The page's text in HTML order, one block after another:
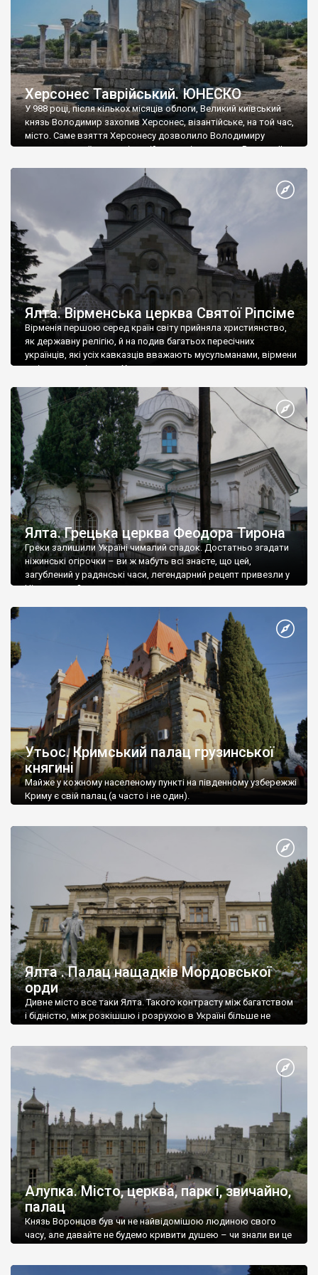
Херсонес Таврійський. ЮНЕСКО
У 988 році, після кількох місяців облоги, Великий київський
князь Володимир захопив Херсонес, візантійське, на той час,
місто. Саме взяття Херсонесу дозволило Володимиру
диктувати свої умови візантійському імператору Василю ІІ, та
Херсонесі Володимир-язичник, став Василем-християнином.
А потім було Хрещення Русі. На честь Херсонесу Таврійського
Ялта. Вірменська церква Святої Ріпсіме
Вірменія першою серед країн світу прийняла християнство,
як державну релігію, й на подив багатьох пересічних
українців, які усіх кавказців вважають мусульманами, вірмени
є відданими вірянами Христа
Ялта. Грецька церква Феодора Тирона
Греки залишили Україні чималий спадок. Достатньо згадати
ніжинські огірочки – ви ж мабуть всі знаєте, що цей,
загублений у радянські часи, легендарний рецепт привезли у
Ніжин греки?
Утьос. Кримський палац грузинської
княгині
Майже у кожному населеному пункті на південному узбережжі
Криму є свій палац (а часто і не один).
Ялта . Палац нащадків Мордовської
орди
Дивне місто все таки Ялта. Такого контрасту між багатством
і бідністю, між розкішшю і розрухою в Україні більше не
Алупка. Місто, церква, парк і, звичайно,
палац
Князь Воронцов був чи не найвідомішою людиною свого
часу, але давайте не будемо кривити душею – чи знали ви це